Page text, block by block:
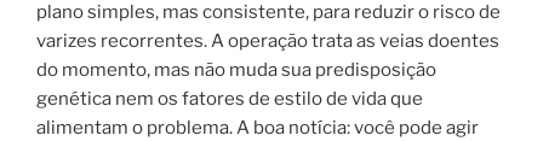
plano simples, mas consistente, para reduzir o risco de
varizes recorrentes. A operação trata as veias doentes
do momento, mas não muda sua predisposição
genética nem os fatores de estilo de vida que
alimentam o problema. A boa notícia: você pode agir